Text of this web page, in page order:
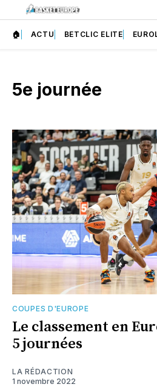
🏠 ACTU BETCLIC ELITE
5e journée
COUPES D'EUROPE
Le classement en
5 journées
LA RÉDACTION
1 novembre 2022